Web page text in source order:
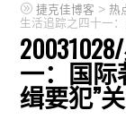
捷克佳博客 > 热
生活追踪之四十一
一：国际
缉要犯”